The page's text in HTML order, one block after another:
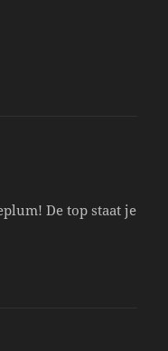
De top staat je